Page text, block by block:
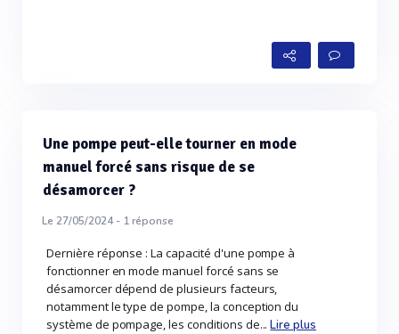
Une pompe peut-elle tourner en mode
manuel forcé sans risque de se
désamorcer ?
Le 27/05/2024 - 1réponse
Dernière réponse : La capacité d'une pompe à
fonctionner en mode manuel forcé sans se
désamorcer dépend de plusieurs facteurs,
notamment le type de pompe, la conception du
système de pompage, les conditions de...Lire plus